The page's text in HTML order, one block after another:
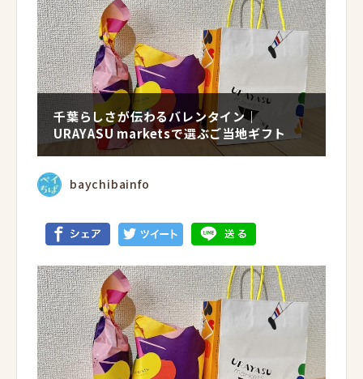
千葉らしさが伝わるバレンタイン｜
URAYASU marketsで選ぶご当地ギフト
baychibainfo